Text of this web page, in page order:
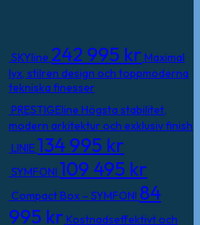
SKYline 242 995 kr Maximal
lyx, stilren design och toppmoderna
tekniska finesser
PRESTIGEline Högsta stabilitet,
modern arkitektur och exklusiv finish
LINIE134 995 kr
SYMFONI 109 495 kr
Compact Box – SYMFONI 84
995 kr Kostnadseffektivt och